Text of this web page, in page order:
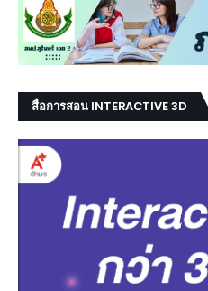
สื่อการสอน INTERACTIVE 3D